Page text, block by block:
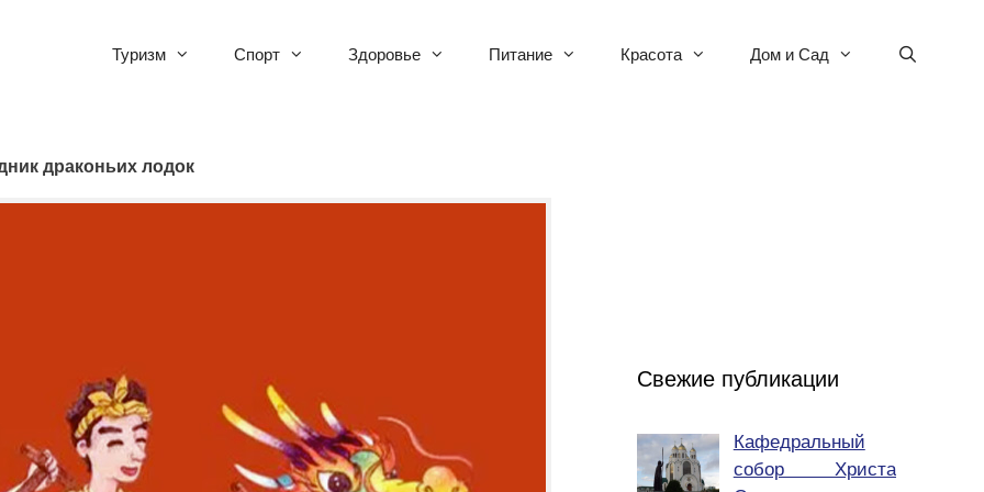
Туризм Спорт Здоровье Питание Красота Дом и Сад
драконьих лодок
Свежие публикации
Кафедральный
собор Христа